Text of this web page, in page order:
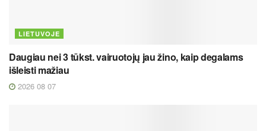
LIETUVOJE
Daugiau nei 3 tūkst. vairuotojų jau žino, kaip degalams
išleisti mažiau
2026 08 07